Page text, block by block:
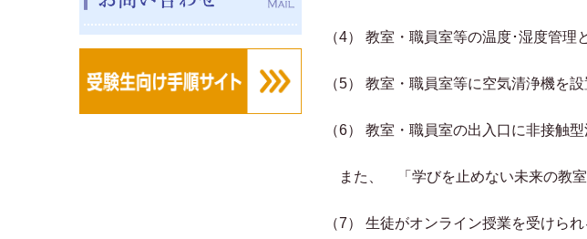
（4） 教室・職員室等の温度･湿度管
（5） 教室・職員室等に空気清浄機を
（6） 教室・職員室の出入口に非接触
また、 「学びを止めない未来の教室
（7） 生徒がオンライン授業を受けら